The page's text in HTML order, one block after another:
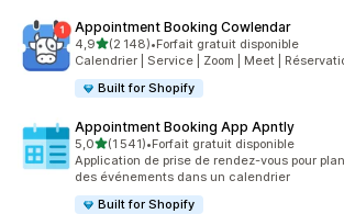
Appointment Booking Cowlendar
4,9étoile(s) sur 5
(2 148)
2148 avis au total
•Forfait gratuit disponible
Calendrier | Service | Zoom | Meet |
Built for Shopify
Appointment Booking App Apntly
5,0étoile(s) sur 5
(1 541)
1541 avis au total
•Forfait gratuit disponible
Application de prise de rendez-vous pour
des événements dans un calendrier
Built for Shopify